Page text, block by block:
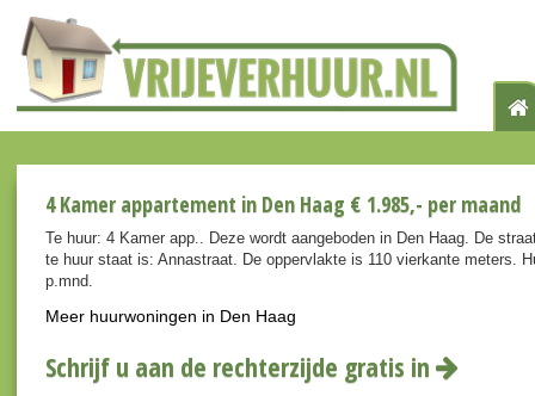
4 Kamer appartement in Den Haag € 1.985,- per maand
Te huur: 4 Kamer app.. Deze wordt aangeboden in Den Haag. De
te huur staat is: Annastraat. De oppervlakte is 110 vierkante meters.
p.mnd.
Meer huurwoningen in Den Haag
Schrijf u aan de rechterzijde gratis in